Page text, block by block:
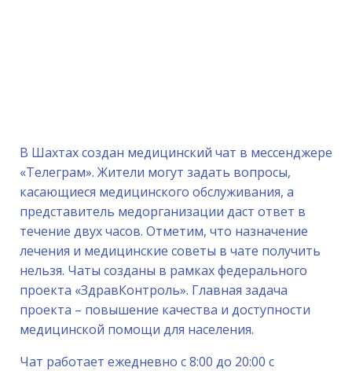
В Шахтах создан медицинский чат в мессенджере
«Телеграм». Жители могут задать вопросы,
касающиеся медицинского обслуживания, а
представитель медорганизации даст ответ в
течение двух часов. Отметим, что назначение
лечения и медицинские советы в чате получить
нельзя. Чаты созданы в рамках федерального
проекта «ЗдравКонтроль». Главная задача
проекта – повышение качества и доступности
медицинской помощи для населения.
Чат работает ежедневно с 8:00 до 20:00 с